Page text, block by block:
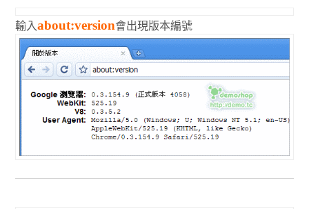
輸入about:version會出現版本編號